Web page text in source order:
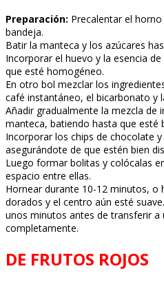
Preparación: Precalentar el
bandeja.
Batir la manteca y los azúcares
Incorporar el huevo y la esencia
que esté homogéneo.
En otro bol mezclar los
café instantáneo, el bicarbonato y
Añadir gradualmente la mezcla de
manteca, batiendo hasta que esté
Incorporar los chips de chocolate
asegurándote de que estén bien
Luego formar bolitas y colócalas
espacio entre ellas.
Hornear durante 10-12 minutos, o
dorados y el centro aún esté
unos minutos antes de transferir a
completamente.
DE FRUTOS ROJOS